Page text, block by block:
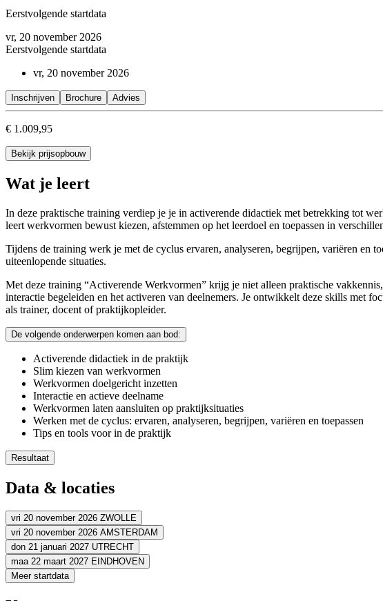
Eerstvolgende startdata
vr, 20 november 2026
Eerstvolgende startdata
vr, 20 november 2026
Inschrijven Brochure Advies
€ 1.009,95
Bekijk prijsopbouw
Wat je leert
In deze praktische training verdiep je je in activerende didactiek met betrekking tot
leert werkvormen bewust kiezen, afstemmen op het leerdoel en toepassen in
Tijdens de training werk je met de cyclus ervaren, analyseren, begrijpen, variëren en
uiteenlopende situaties.
Met deze training “Activerende Werkvormen” krijg je niet alleen praktische
interactie begeleiden en het activeren van deelnemers. Je ontwikkelt deze skills met
als trainer, docent of praktijkopleider.
De volgende onderwerpen komen aan bod:
Activerende didactiek in de praktijk
Slim kiezen van werkvormen
Werkvormen doelgericht inzetten
Interactie en actieve deelname
Werkvormen laten aansluiten op praktijksituaties
Werken met de cyclus: ervaren, analyseren, begrijpen, variëren en toepassen
Tips en tools voor in de praktijk
Resultaat
Je kiest activerende werkvormen passend bij het leerdoel van jouw deelnemers
Je begrijpt wat een werkvorm activerend en effectief maakt
Je stimuleert interactie en actieve deelname
Je gebruikt concrete tools die je direct kunt inzetten
Data & locaties
vri 20 november 2026 ZWOLLE
Adres
Volgt zo spoedig mogelijkZWOLLE
Bekijk route
vri 20 november 2026 AMSTERDAM
Adres
Volgt zo spoedig mogelijk
don 21 januari 2027 UTRECHT
Adres
maa 22 maart 2027 EINDHOVEN
Adres
Meer startdata